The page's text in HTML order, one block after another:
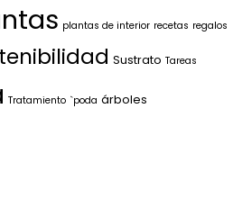
plantas de interior recetas regalos
Sustrato Tareas
Tratamiento `poda árboles